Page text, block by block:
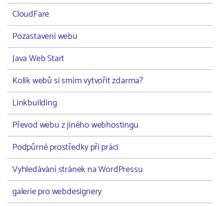
CloudFare
Pozastavení webu
Java Web Start
Kolik webů si smím vytvořit zdarma?
Linkbuilding
Převod webu z jiného webhostingu
Podpůrné prostředky při práci
Vyhledávání stránek na WordPressu
galerie pro webdesignery